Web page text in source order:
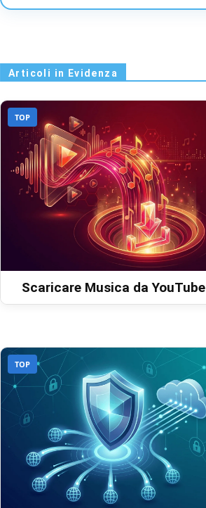
Articoli in Evidenza
TOP
Scaricare Musica da YouTube
TOP